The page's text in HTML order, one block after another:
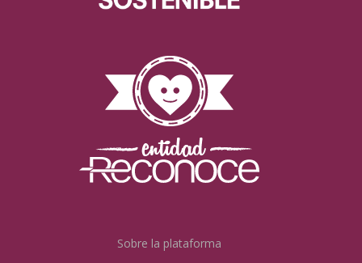
Sobre la plataforma